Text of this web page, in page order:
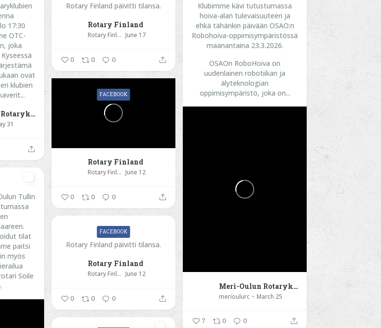
17:30
OTC-
joka
ovat
klubien
Meri-Oulun Rotaryklubi
31
Rotary Finland päivitti tilansa.
Rotary Finland
Rotary Finland June 17
0 0 0
Klubimme kävi tutustumassa
hoiva-alan tulevaisuuteen ja
ehkä tähänkin päivään OSAO:n
Robohoiva-oppimisympäristössä
maanantaina 23.3.2026.
OSAOn RoboHoiva on
uudenlainen robotiikan ja
älyteknologian
oppimisympäristö, joka on...
Meri-Oulun Rotaryklubi
merioulurc March 25
7 0 0
Rotary Finland
Rotary Finland June 12
FACEBOOK
0 0 0
Tullin
tilat
paitsi
myös
Soile
Rotary Finland päivitti tilansa.
Rotary Finland
Rotary Finland June 12
FACEBOOK
0 0 0